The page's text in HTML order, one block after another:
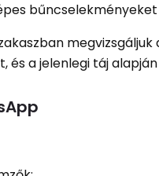
és a jelenlegi táj